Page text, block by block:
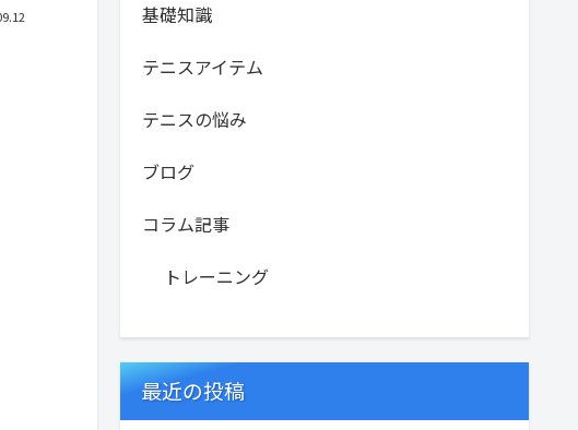
基礎知識
テニスアイテム
テニスの悩み
ブログ
コラム記事
トレーニング
最近の投稿